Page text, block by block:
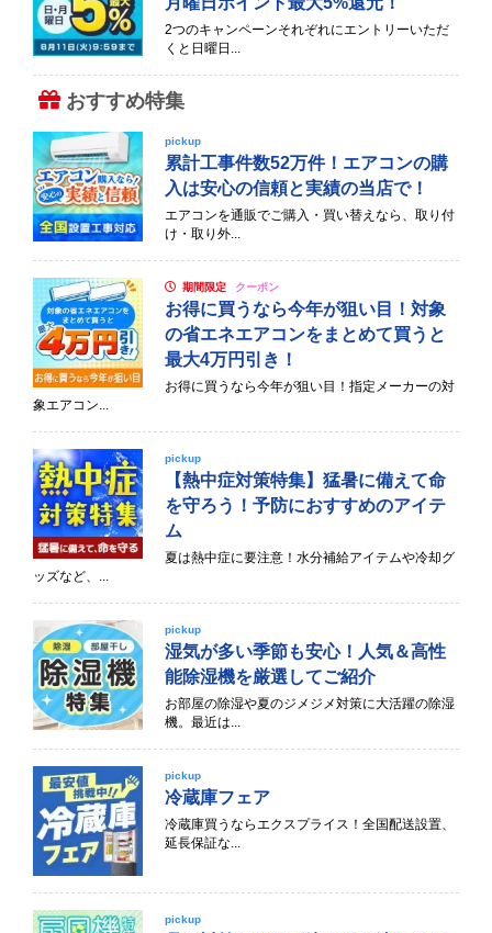
2つのキャンペーンそれぞれにエントリーいただ
くと日曜日...
おすすめ特集
pickup
累計工事件数52万件！エアコンの購
入は安心の信頼と実績の当店で！
エアコンを通販でご購入・買い替えなら、取り付
け・取り外...
期間限定 クーポン
お得に買うなら今年が狙い目！対象
の省エネエアコンをまとめて買うと
最大4万円引き！
お得に買うなら今年が狙い目！指定メーカーの対
象エアコン...
pickup
【熱中症対策特集】猛暑に備えて命
を守ろう！予防におすすめのアイテ
ム
夏は熱中症に要注意！水分補給アイテムや冷却グ
ッズなど、...
pickup
湿気が多い季節も安心！人気＆高性
能除湿機を厳選してご紹介
お部屋の除湿や夏のジメジメ対策に大活躍の除湿
機。最近は...
pickup
冷蔵庫フェア
冷蔵庫買うならエクスプライス！全国配送設置、
延長保証な...
pickup